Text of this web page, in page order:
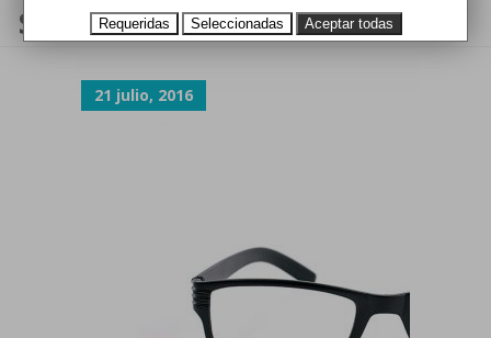
SHOP-PRODUCT-15-GALLERY-2
21 julio, 2016
Requeridas Seleccionadas Aceptar todas